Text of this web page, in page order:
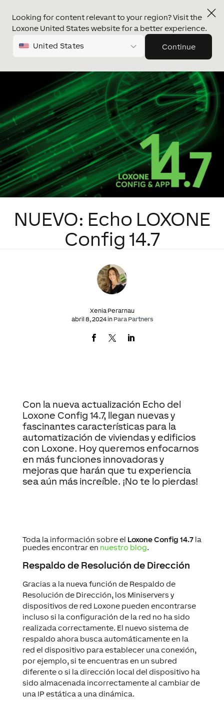
Looking for content relevant to your region? Visit the
Loxone United States website for a better experience.
United States Continue
NUEVO: Echo LOXONE
Config 14.7
Xenia Perarnau
abril 8, 2024 in Para Partners
Con la nueva actualización Echo del
Loxone Config 14.7, llegan nuevas y
fascinantes características para la
automatización de viviendas y edificios
con Loxone. Hoy queremos enfocarnos
en más funciones innovadoras y
mejoras que harán que tu experiencia
sea aún más increíble. ¡No te lo pierdas!
Toda la información sobre el Loxone Config 14.7la
puedes encontrar en nuestro blog.
Respaldo de Resolución de Dirección
Gracias a la nueva función de Respaldo de
Resolución de Dirección, los Miniservers y
dispositivos de red Loxone pueden encontrarse
incluso si la configuración de la red no ha sido
realizada correctamente. El nuevo sistema de
respaldo ahora busca automáticamente en la
red el dispositivo para establecer una conexión,
por ejemplo, si te encuentras en un subred
diferente o si la dirección local del dispositivo ha
sido almacenada incorrectamente al cambiar de
una IP estática a una dinámica.